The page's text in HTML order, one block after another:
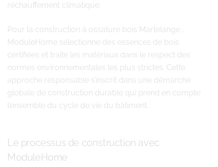
réchauffement climatique.
Pour la construction à ossature bois Martelange ,
ModuleHome sélectionne des essences de bois
certifiées et traite les matériaux dans le respect des
normes environnementales les plus strictes. Cette
approche responsable s’inscrit dans une démarche
globale de construction durable qui prend en compte
l’ensemble du cycle de vie du bâtiment.
Le processus de construction avec
ModuleHome